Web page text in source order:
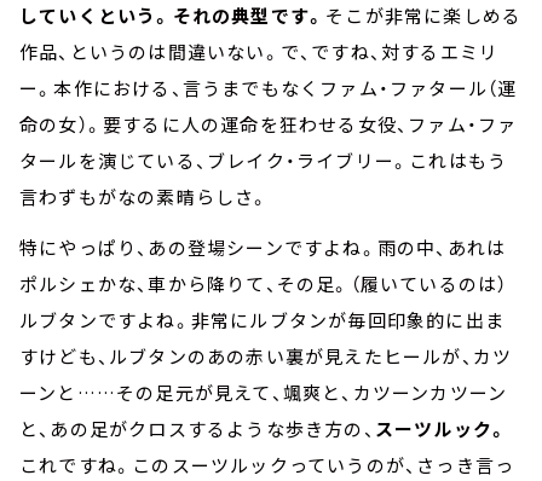
していくという。それの典型です。 そこが非常に楽しめる
作品、というのは間違いない。で、ですね、対するエミリ
ー。本作における、言うまでもなくファム・ファタール（運
命の女）。要するに人の運命を狂わせる女役、ファム・ファ
タールを演じている、ブレイク・ライブリー。これはもう
言わずもがなの素晴らしさ。
特にやっぱり、あの登場シーンですよね。雨の中、あれは
ポルシェかな、車から降りて、その足。（履いているのは）
ルブタンですよね。非常にルブタンが毎回印象的に出ま
すけども、ルブタンのあの赤い裏が見えたヒールが、カツ
ーンと……その足元が見えて、颯爽と、カツーンカツーン
と、あの足がクロスするような歩き方の、 スーツルック。
これですね。このスーツルックっていうのが、さっき言っ